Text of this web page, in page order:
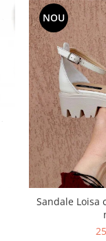
NOU
Sandale Loisa